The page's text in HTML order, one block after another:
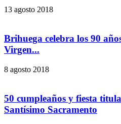
13 agosto 2018
Brihuega celebra los 90
Virgen...
8 agosto 2018
50 cumpleaños y fiesta
Santísimo Sacramento